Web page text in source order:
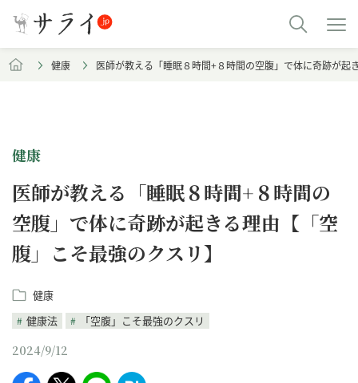
健康 医師が教える「睡眠８時間+８時間の空腹」で体に奇跡が起
健康
医師が教える「睡眠８時間+８時間の
空腹」で体に奇跡が起きる理由【「空
腹」こそ最強のクスリ】
健康
健康法
「空腹」こそ最強のクスリ
2024/9/12